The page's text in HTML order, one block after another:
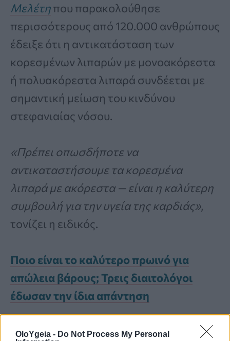
OloYgeia - Do Not Process My Personal
Μελέτηπου παρακολούθησε
περισσότερους από 120.000 ανθρώπους
έδειξε ότι η αντικατάσταση των
κορεσμένων λιπαρών με μονοακόρεστα
ή πολυακόρεστα λιπαρά συνδέεται με
σημαντική μείωση του κινδύνου
στεφανιαίας νόσου.
«Πρέπει οπωσδήποτε να
αντικαταστήσουμε τα κορεσμένα
λιπαρά με ακόρεστα — είναι η καλύτερη
συμβουλή για την υγεία της καρδιάς»,
τονίζει η ειδικός.
Ποιο είναι το καλύτερο πρωινό για
απώλεια βάρους; Τρεις διαιτολόγοι
έδωσαν την ίδια απάντηση
Ποια μαγιονέζα θεωρείται η